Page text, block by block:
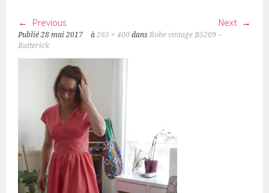
Previous Next
Publié28 mai 2017 à265 × 400 dansRobe vintage B5209 –
Butterick